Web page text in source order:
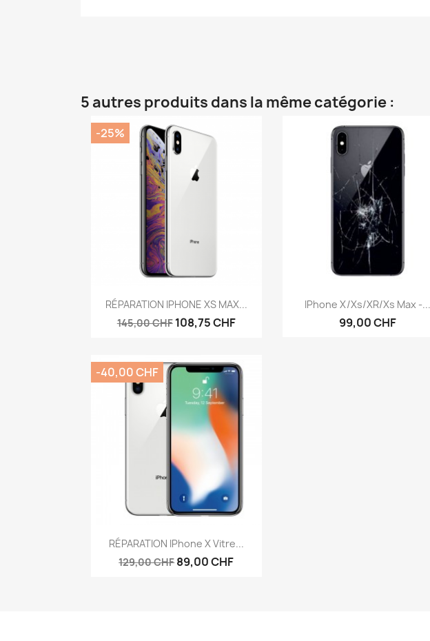
5 autres produits dans la même catégorie :
Aperçu rapide
RÉPARATION IPHONE XS MAX...
145,00 CHF 108,75 CHF
-25%
Aperçu rapide
IPhone X/Xs/XR/Xs Max -...
99,00 CHF
Aperçu rapide
RÉPARATION IPhone X Vitre...
129,00 CHF89,00 CHF
-40,00 CHF